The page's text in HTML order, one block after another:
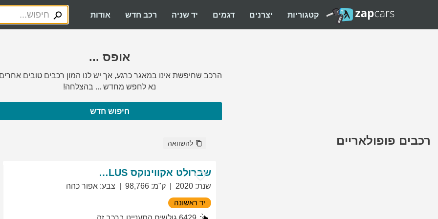
קטגוריות יצרנים דגמים יד שניה רכב חדש אודות
אופס ...
הרכב שחיפשת אינו במאגר כרגע, אך יש לנו המון רכבים טובים
נא לחפש מחדש ... בהצלחה!
חיפוש חדש
רכבים פופולאריים להשוואה
שברולט אקווינוקס LT PLUS
שנת:
2020 ק"מ:
98,766 צבע: אפור כהה
יד ראשונה